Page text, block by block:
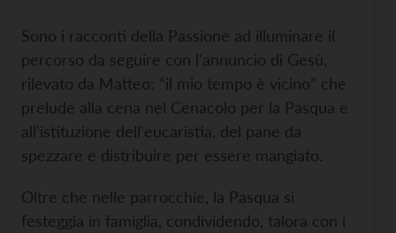
Sono i racconti della Passione ad illuminare il
percorso da seguire con l'annuncio di Gesù,
rilevato da Matteo: “il mio tempo è vicino” che
prelude alla cena nel Cenacolo per la Pasqua e
all'istituzione dell'eucaristia, del pane da
spezzare e distribuire per essere mangiato.
Oltre che nelle parrocchie, la Pasqua si
festeggia in famiglia, condividendo, talora con i